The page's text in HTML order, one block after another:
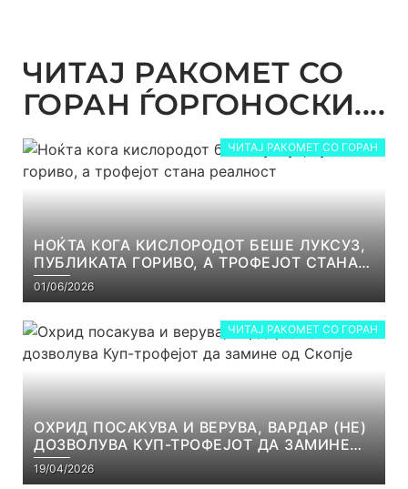
ЧИТАЈ РАКОМЕТ СО
ГОРАН ЃОРГОНОСКИ....
ЧИТАЈ РАКОМЕТ СО ГОРАН
НОЌТА КОГА КИСЛОРОДОТ БЕШЕ ЛУКСУЗ,
ПУБЛИКАТА ГОРИВО, А ТРОФЕЈОТ СТАНА
РЕАЛНОСТ
01/06/2026
ЧИТАЈ РАКОМЕТ СО ГОРАН
ОХРИД ПОСАКУВА И ВЕРУВА, ВАРДАР (НЕ)
ДОЗВОЛУВА КУП-ТРОФЕЈОТ ДА ЗАМИНЕ
ОД СКОПЈЕ
19/04/2026